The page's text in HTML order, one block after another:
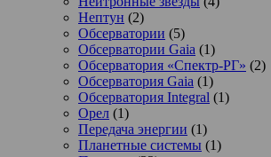
Нептун (2)
Обсерватории (5)
Обсерватории Gaia (1)
Обсерватория «Спектр-РГ» (2)
Обсерватория Gaia (1)
Обсерватория Integral (1)
Орел (1)
Передача энергии (1)
Планетные системы (1)